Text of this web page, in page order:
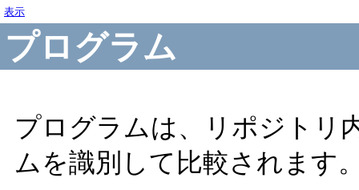
表示
プログラム
プログラムは、リポジトリ
ムを識別して比較されます